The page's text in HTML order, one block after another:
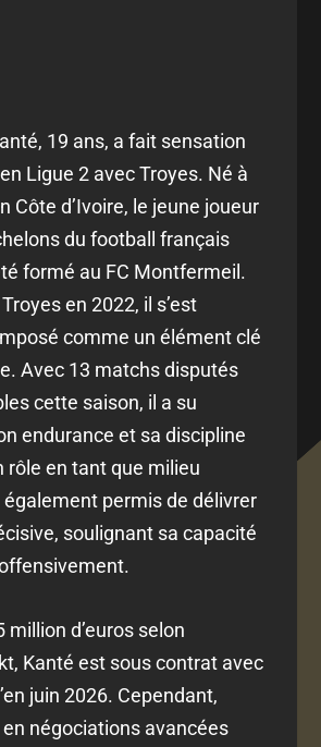
19 ans, a fait sensation
Ligue 2 avec Troyes. Né à
Côte d’Ivoire, le jeune joueur
du football français
formé au FC Montfermeil.
en 2022, il s’est
comme un élément clé
Avec 13 matchs disputés
cette saison, il a su
endurance et sa discipline
rôle en tant que milieu
permis de délivrer
soulignant sa capacité
million d’euros selon
Kanté est sous contrat avec
juin 2026. Cependant,
en négociations avancées